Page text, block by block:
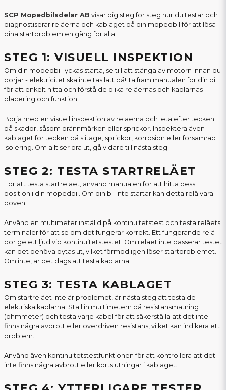
SCP Mopedbilsdelar AB visar dig steg för steg hur du testar och
diagnostiserar reläerna och kablaget på din mopedbil för att lösa
dina startproblem en gång för alla!
STEG 1: VISUELL INSPEKTION
Om din mopedbil lyckas starta, se till att stänga av motorn innan du
börjar - elektricitet ska inte tas lätt på! Ta fram manualen för din bil
för att enkelt hitta och förstå de olika reläernas och kablarnas
placering och funktion.
Börja med en visuell inspektion av reläerna och leta efter tecken
på skador, såsom brännmärken eller sprickor. Inspektera även
kablaget för tecken på slitage, sprickor, korrosion eller försämrad
isolering. Om allt ser bra ut, gå vidare till nästa steg.
STEG 2: TESTA STARTRELÄET
För att testa startreläet, använd manualen för att hitta dess
position i din mopedbil. Om din bil inte startar kan detta relä vara
boven.
Använd en multimeter inställd på kontinuitetstest och testa reläets
terminaler för att se om det fungerar korrekt. Ett fungerande relä
bör ge ett ljud vid kontinuitetstestet. Om reläet inte passerar testet
kan det behöva bytas ut, vilket förmodligen löser startproblemet.
Om inte, är det dags att testa kablarna.
STEG 3: TESTA KABLAGET
Om startreläet inte är problemet, är nästa steg att testa de
elektriska kablarna. Ställ in multimetern på resistansmätning
(ohmmeter) och testa varje kabel för att säkerställa att det inte
finns några avbrott eller överdriven resistans, vilket kan indikera ett
problem.
Använd även kontinuitetstestfunktionen för att kontrollera att det
inte finns några avbrott eller kortslutningar i kablaget.